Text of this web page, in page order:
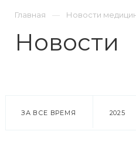
Главная Новости
Новости
ЗА ВСЕ ВРЕМЯ 2025